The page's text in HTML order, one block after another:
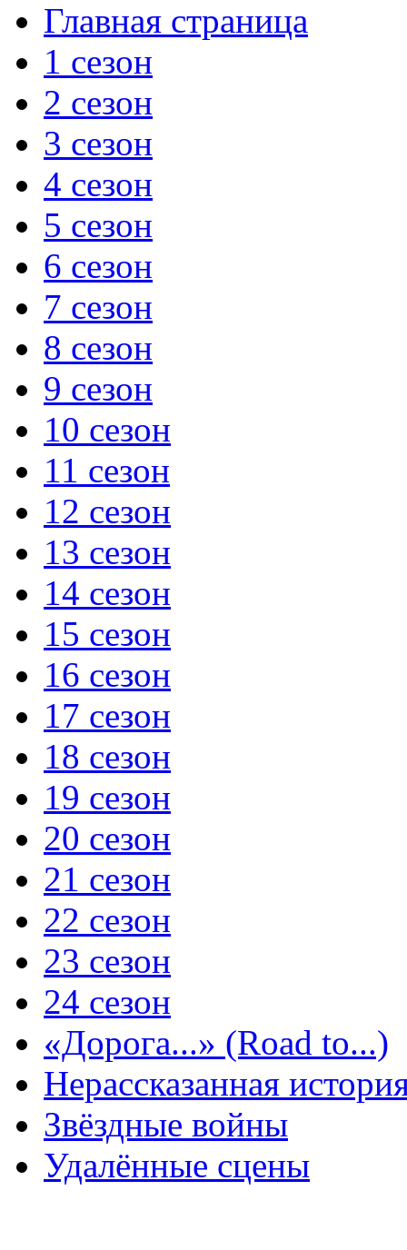
Главная страница
1 сезон
2 сезон
3 сезон
4 сезон
5 сезон
6 сезон
7 сезон
8 сезон
9 сезон
10 сезон
11 сезон
12 сезон
13 сезон
14 сезон
15 сезон
16 сезон
17 сезон
18 сезон
19 сезон
20 сезон
21 сезон
22 сезон
23 сезон
24 сезон
«Дорога...» (Road to...)
Нерассказанная
Звёздные войны
Удалённые сцены